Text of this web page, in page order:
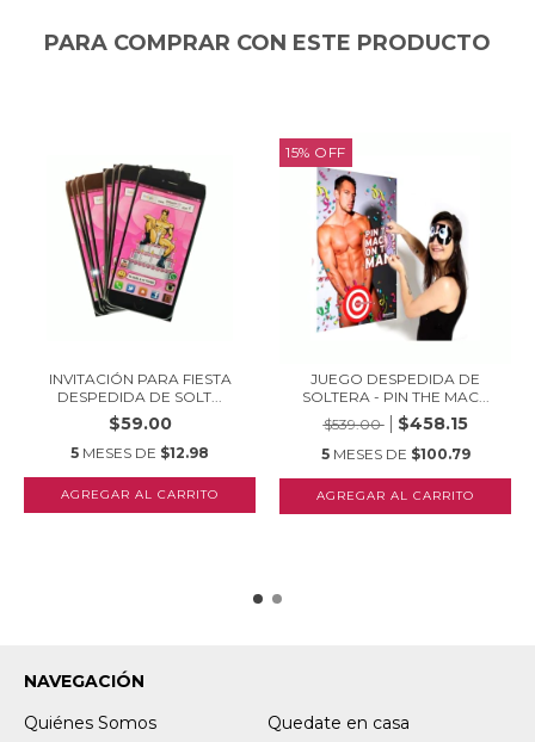
PARA COMPRAR CON ESTE PRODUCTO
INVITACIÓN PARA FIESTA
DESPEDIDA DE SOLT...
$59.00
5 MESES DE $12.98
15% OFF
JUEGO DESPEDIDA DE
SOLTERA - PIN THE MAC...
$539.00
$458.15
5 MESES DE $100.79
NAVEGACIÓN
Quiénes Somos
Quedate en casa